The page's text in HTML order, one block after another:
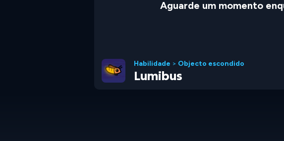
Aguarde um momento
Habilidade > Objecto escondido
Lumibus